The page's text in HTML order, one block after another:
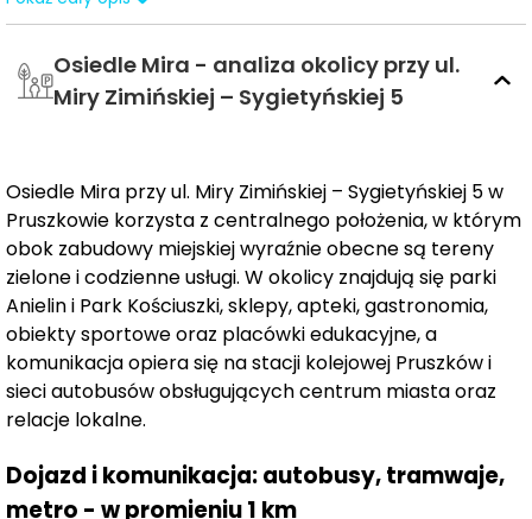
przez stolicę, a jednocześnie cenią spokojne otoczenie,
Przemyślany układ osiedla, sprawna komunikacja z
i aktywnemu spędzaniu czasu.
Architektura Osiedla Mira łączy współczesną estetykę
z lokalnym kontekstem. Projekt nawiązuje do postaci
Miry Zimińskiej-Sygietyńskiej – współtwórczyni Zespołu
Ludowego Pieśni i Tańca „Mazowsze”. Mural inspirowany
jej osobą oraz delikatne motywy ludowe zastosowane
na elewacji nadają inwestycji rozpoznawalny,
artystyczny charakter.
Osiedle Mira - analiza okolicy przy ul.
Miry Zimińskiej – Sygietyńskiej 5
Osiedle Mira przy ul. Miry Zimińskiej – Sygietyńskiej 5 w
Pruszkowie korzysta z centralnego położenia, w którym
obok zabudowy miejskiej wyraźnie obecne są tereny
zielone i codzienne usługi. W okolicy znajdują się parki
Anielin i Park Kościuszki, sklepy, apteki, gastronomia,
obiekty sportowe oraz placówki edukacyjne, a
komunikacja opiera się na stacji kolejowej Pruszków i
sieci autobusów obsługujących centrum miasta oraz
relacje lokalne.
Dojazd i komunikacja: autobusy, tramwaje,
metro - w promieniu 1 km